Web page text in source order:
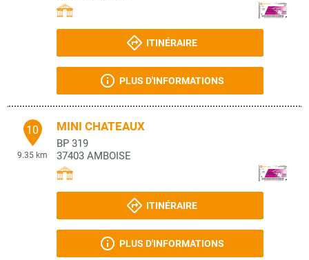
ITINÉRAIRE
PLUS D'INFORMATIONS
10
9.35 km
MINI CHATEAUX
BP 319
37403 AMBOISE
ITINÉRAIRE
PLUS D'INFORMATIONS